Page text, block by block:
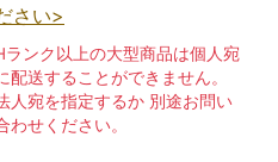
さい>
ランク以上の大型商品は個人宛
配送することができません。
人宛を指定するか 別途お問い
わせください。